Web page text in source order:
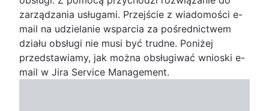
zarządzania usługami. Przejście z wiadomości e-
mail na udzielanie wsparcia za pośrednictwem
działu obsługi nie musi być trudne. Poniżej
przedstawiamy, jak można obsługiwać wnioski e-
mail w Jira Service Management.